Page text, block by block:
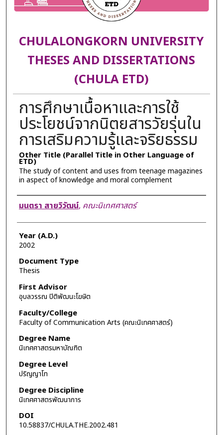
CHULALONGKORN UNIVERSITY
THESES AND DISSERTATIONS
(CHULA ETD)
การศึกษาเนื้อหาและการใช้
ประโยชน์จากนิตยสารวัยรุ่นใน
การเสริมความรู้และจริยธรรม
Other Title (Parallel Title in Other Language of
ETD)
The study of content and uses from teenage magazines
in aspect of knowledge and moral complement
Author
มนตรา สายวิวัฒน์, คณะนิเทศศาสตร์
Year (A.D.)
2002
Document Type
Thesis
First Advisor
อุบลวรรณ ปิติพัฒนะโฆษิต
Faculty/College
Faculty of Communication Arts (คณะนิเทศศาสตร์)
Degree Name
นิเทศศาสตรมหาบัณฑิต
Degree Level
ปริญญาโท
Degree Discipline
นิเทศศาสตรพัฒนาการ
DOI
10.58837/CHULA.THE.2002.481